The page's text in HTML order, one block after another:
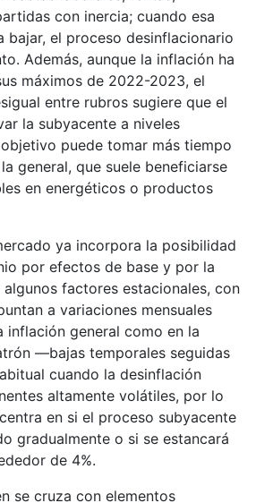
con inercia; cuando esa
bajar, el proceso desinflacionario
Además, aunque la inflación ha
máximos de 2022-2023, el
entre rubros sugiere que el
la subyacente a niveles
puede tomar más tiempo
general, que suele beneficiarse
en energéticos o productos
ya incorpora la posibilidad
por efectos de base y por la
factores estacionales, con
a variaciones mensuales
inflación general como en la
—bajas temporales seguidas
cuando la desinflación
altamente volátiles, por lo
en si el proceso subyacente
gradualmente o si se estancará
de 4%.
se cruza con elementos